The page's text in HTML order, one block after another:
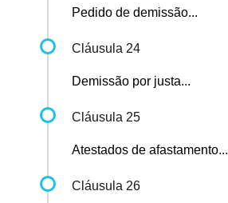
Pedido de demissão...
Cláusula 24
Demissão por justa...
Cláusula 25
Atestados de afastamento...
Cláusula 26